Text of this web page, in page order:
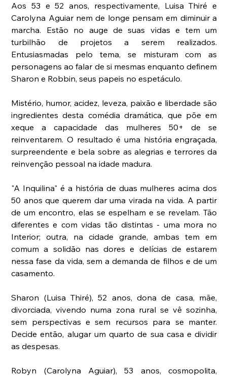
Aos 53 e 52 anos, respectivamente, Luisa Thiré e
Carolyna Aguiar nem de longe pensam em diminuir a
marcha. Estão no auge de suas vidas e tem um
turbilhão de projetos a serem realizados.
Entusiasmadas pelo tema, se misturam com as
personagens ao falar de si mesmas enquanto definem
Sharon e Robbin, seus papeis no espetáculo.
Mistério, humor, acidez, leveza, paixão e liberdade são
ingredientes desta comédia dramática, que põe em
xeque a capacidade das mulheres 50+ de se
reinventarem. O resultado é uma história engraçada,
surpreendente e bela sobre as alegrias e terrores da
reinvenção pessoal na idade madura.
"A Inquilina" é a história de duas mulheres acima dos
50 anos que querem dar uma virada na vida. A partir
de um encontro, elas se espelham e se revelam. Tão
diferentes e com vidas tão distintas - uma mora no
Interior; outra, na cidade grande, ambas tem em
comum a solidão nas dores e delícias de estarem
nessa fase da vida, sem a demanda de filhos e de um
casamento.
Sharon (Luisa Thiré), 52 anos, dona de casa, mãe,
divorciada, vivendo numa zona rural se vê sozinha,
sem perspectivas e sem recursos para se manter.
Decide então, alugar um quarto de sua casa e dividir
as despesas.
Robyn (Carolyna Aguiar), 53 anos, cosmopolita,